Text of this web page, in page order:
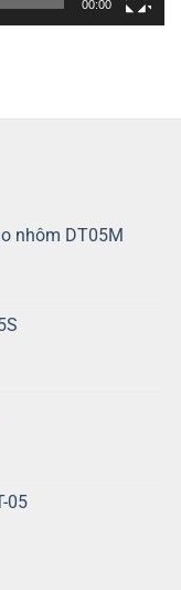
00:00
nhôm DT05M
05